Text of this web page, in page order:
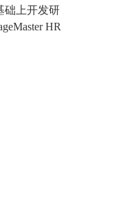
础上开发研
HR